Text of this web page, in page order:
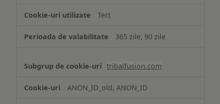
Terț
365 zile, 90 zile
tribalfusion.com
ANON_ID_old, ANON_ID